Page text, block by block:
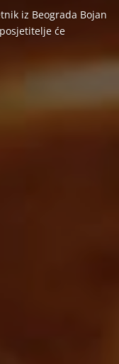
iz Beograda Bojan
će